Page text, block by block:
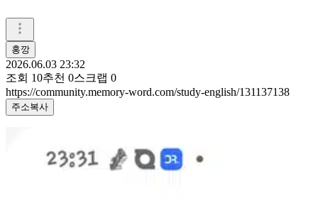
홍깡
2026.06.03 23:32
조회 10추천 0스크랩 0
https://community.memory-word.com/study-english/131137138
주소복사